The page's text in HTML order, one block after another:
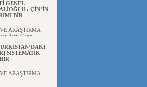
GENEL
: ÇİN’İN
BİR
ARAŞTIRMA
Parti Genel
SİSTEMATİK
ARAŞTIRMA